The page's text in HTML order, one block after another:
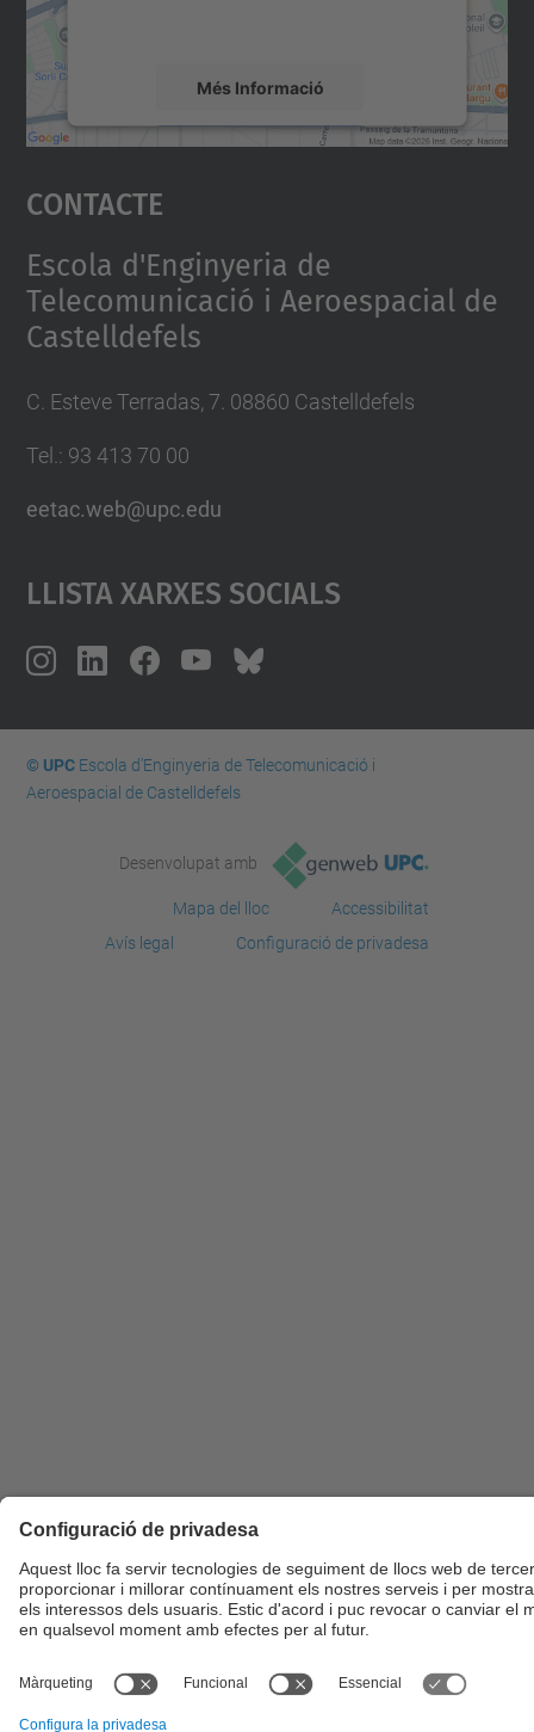
Més Informació
Accepta
powered by
Contacte
Escola d'Enginyeria de
Telecomunicació i Aeroespacial de
Castelldefels
C. Esteve Terradas, 7. 08860 Castelldefels
Tel.: 93 413 70 00
eetac.web@upc.edu
Llista Xarxes Socials
© UPCEscola d'Enginyeria de Telecomunicació i
Aeroespacial de Castelldefels
Desenvolupat amb
Mapa del lloc
Accessibilitat
Avís legal
Configuració de privadesa